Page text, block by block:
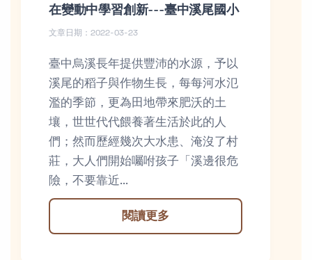
在變動中學習創新---臺中溪尾國小
文章日期：2022-03-23
臺中烏溪長年提供豐沛的水源，予以
溪尾的稻子與作物生長，每每河水氾
濫的季節，更為田地帶來肥沃的土
壤，世世代代餵養著生活於此的人
們；然而歷經幾次大水患、淹沒了村
莊，大人們開始囑咐孩子「溪邊很危
險，不要靠近...
閱讀更多